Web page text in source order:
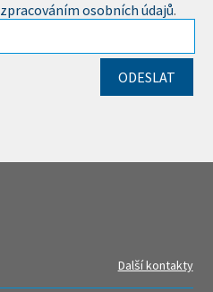
zpracováním osobních údajů.
Další kontakty